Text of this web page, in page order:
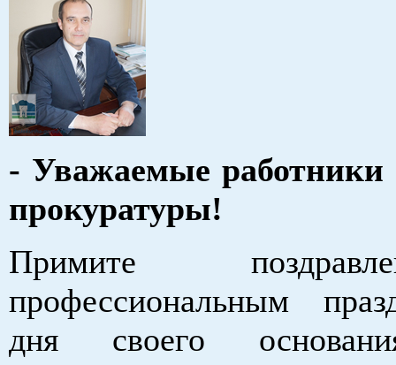
- Уважаемые работники
прокуратуры!
Примите
профессиональным
дня своего